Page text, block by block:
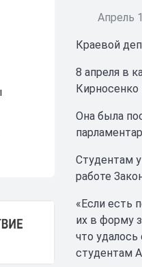
Апрель
Краевой
8 апреля в
Кирносенко
Она была
Студентам
работе
«Если есть
их в форму
что
студентам